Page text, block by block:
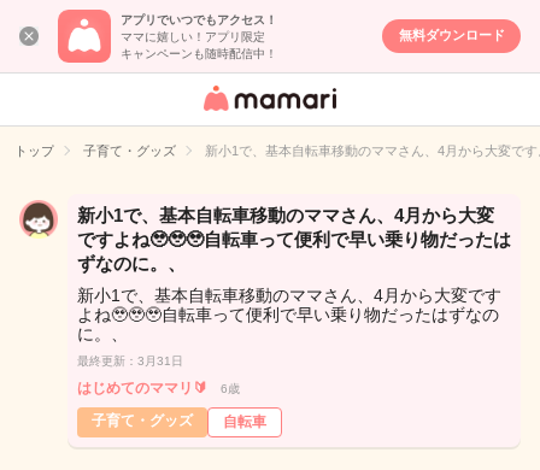
アプリでいつでもアクセス！
ママに嬉しい！アプリ限定
キャンペーンも随時配信中！
無料ダウンロード
女性専用匿名QA
イト
トップ 子育て・グッズ 新小1で、基本自転車移動のママさん、4月から大変で
新小1で、基本自転車移動のママさん、4月から大変
ですよね🥹🥹🥹自転車って便利で早い乗り物だったは
ずなのに。、
新小1で、基本自転車移動のママさん、4月から大変です
よね🥹🥹🥹自転車って便利で早い乗り物だったはずなの
に。、
最終更新：3月31日
はじめてのママリ🔰 6歳
子育て・グッズ 自転車